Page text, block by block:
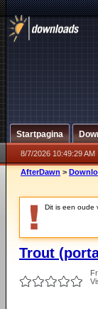
Startpagina
8/7/2026 10:49:29 AM
AfterDawn >
Dit is een oude
Trout